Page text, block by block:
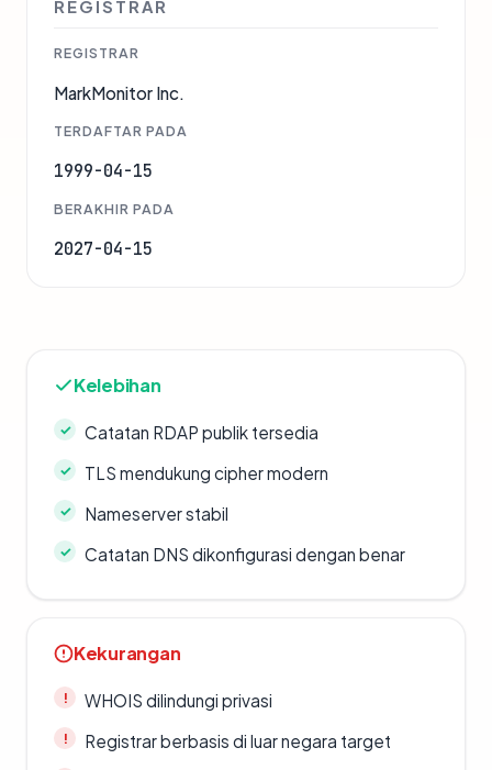
REGISTRAR
REGISTRAR
MarkMonitor Inc.
TERDAFTAR PADA
1999-04-15
BERAKHIR PADA
2027-04-15
Kelebihan
Catatan RDAP publik tersedia
TLS mendukung cipher modern
Nameserver stabil
Catatan DNS dikonfigurasi dengan benar
Kekurangan
WHOIS dilindungi privasi
Registrar berbasis di luar negara target